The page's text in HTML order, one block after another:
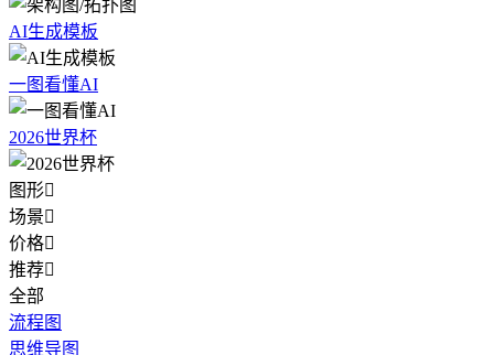
AI生成模板
一图看懂AI
2026世界杯
图形
场景
价格
推荐
全部
流程图
思维导图